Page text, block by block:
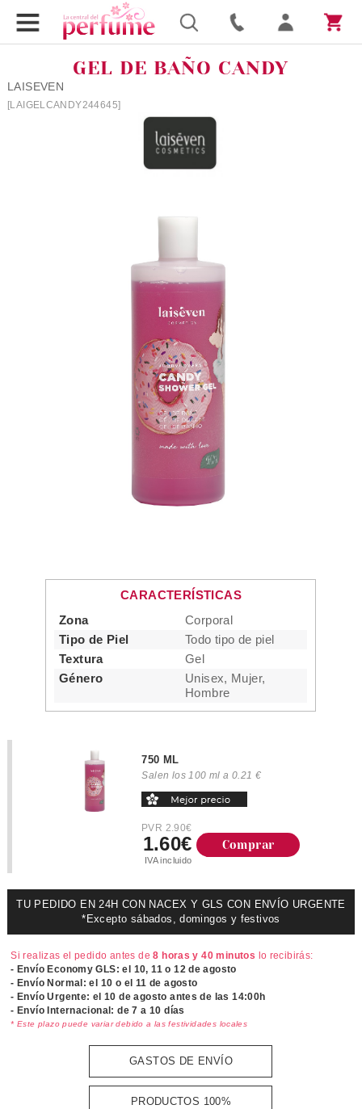
GEL DE BAÑO CANDY
LAISEVEN
[LAIGELCANDY244645]
CARACTERÍSTICAS
Zona
Corporal
Tipo de Piel
Todo tipo de piel
Textura
Gel
Género
Unisex, Mujer,
Hombre
750 ML
Salen los 100 ml a 0.21 €
PVR 2.90€
1.60€
IVA incluido
Comprar
TU PEDIDO EN 24H CON NACEX Y GLS CON ENVÍO URGENTE
*Excepto sábados, domingos y festivos
Si realizas el pedido antes de8 horas y 40 minutos lo recibirás:
- Envío Economy GLS: el 10, 11 o 12 de agosto
- Envío Normal: el 10 o el 11 de agosto
- Envío Urgente: el10 de agosto antes de las 14:00h
- Envío Internacional: de 7 a 10 días
* Este plazo puede variar debido a las festividades locales
GASTOS DE ENVÍO
PRODUCTOS 100%